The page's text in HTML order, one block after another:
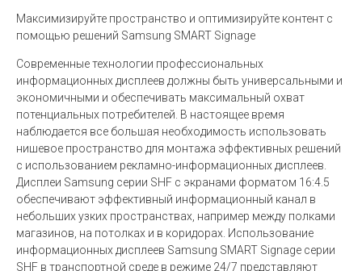
Максимизируйте пространство и оптимизируйте контент с
помощью решений Samsung SMART Signage
Современные технологии профессиональных
информационных дисплеев должны быть универсальными и
экономичными и обеспечивать максимальный охват
потенциальных потребителей. В настоящее время
наблюдается все большая необходимость использовать
нишевое пространство для монтажа эффективных решений
с использованием рекламно-информационных дисплеев.
Дисплеи Samsung серии SHF с экранами форматом 16:4.5
обеспечивают эффективный информационный канал в
небольших узких пространствах, например между полками
магазинов, на потолках и в коридорах. Использование
информационных дисплеев Samsung SMART Signage серии
SHF в транспортной среде в режиме 24/7 представляют